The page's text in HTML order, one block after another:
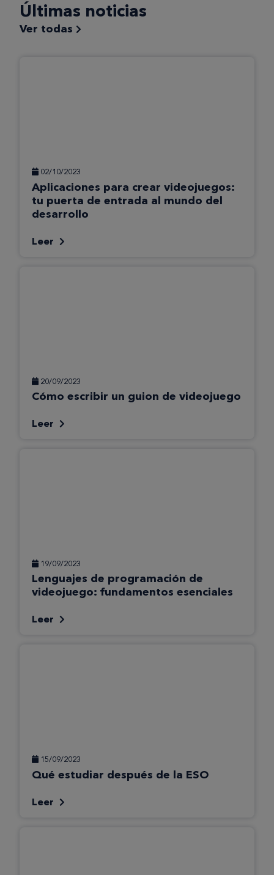
Últimas noticias
Ver todas
02/10/2023
Aplicaciones para crear videojuegos:
tu puerta de entrada al mundo del
desarrollo
Leer
20/09/2023
Cómo escribir un guion de videojuego
Leer
19/09/2023
Lenguajes de programación de
videojuego: fundamentos esenciales
Leer
15/09/2023
Qué estudiar después de la ESO
Leer